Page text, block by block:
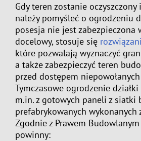
Gdy teren zostanie oczyszczony
należy pomyśleć o ogrodzeniu
posesja nie jest zabezpieczona
docelowy, stosuje się
które pozwalają wyznaczyć
a także zabezpieczyć teren
przed dostępem
Tymczasowe ogrodzenie
m.in. z gotowych paneli z siatki
prefabrykowanych wykonanych
Zgodnie z Prawem
powinny: